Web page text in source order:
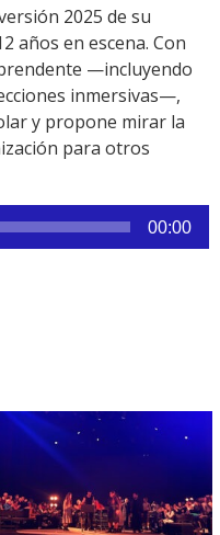
Link 2025 de su
años en escena. Con
—incluyendo
inmersivas—,
y propone mirar la
para otros
00:00